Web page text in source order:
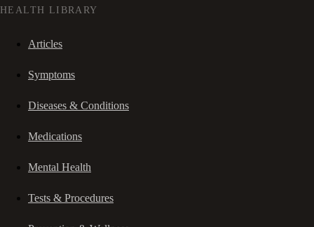
HEALTH LIBRARY
Articles
Symptoms
Diseases & Conditions
Medications
Mental Health
Tests & Procedures